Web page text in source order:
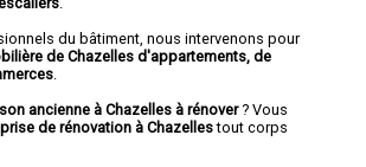
du bâtiment, nous intervenons pour
de Chazelles d'appartements, de
ancienne à Chazelles à rénover? Vous
de rénovation à Chazellestout corps